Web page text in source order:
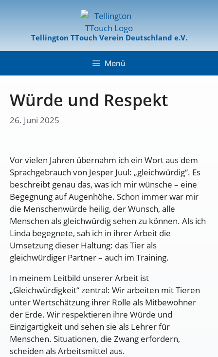
Tellington TTouch Verein Deutschland e.V.
Menü
Würde und Respekt
26. Juni 2025
Vor vielen Jahren übernahm ich ein Wort aus dem
Sprachgebrauch von Jesper Juul: „gleichwürdig“. Es
beschreibt genau das, was ich mir wünsche – eine
Begegnung auf Augenhöhe. Schon immer war mir
die Menschenwürde heilig, der Wunsch, alle
Menschen als gleichwürdig sehen zu können. Als ich
Linda begegnete, sah ich in ihrer Arbeit die
Umsetzung dieser Haltung: das Tier als
gleichwürdiger Partner – auch im Training.
In meinem Leitbild unserer Arbeit ist
„Gleichwürdigkeit“ zentral: Wir arbeiten mit Tieren
unter Wertschätzung ihrer Rolle als Mitbewohner
der Erde. Wir respektieren ihre Würde und
Einzigartigkeit und sehen sie als Lehrer für
Menschen. Situationen, die Zwang erfordern,
scheiden als Arbeitsmittel aus.